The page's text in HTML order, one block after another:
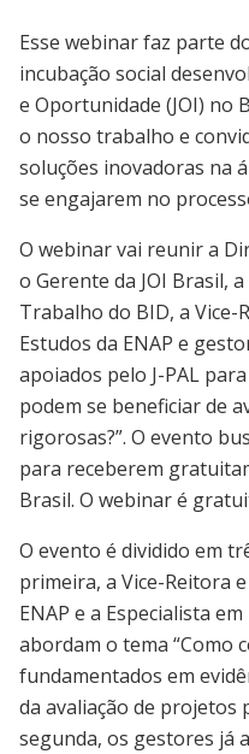
Esse webinar faz parte
incubação social
e Oportunidade (JOI) no
o nosso trabalho e
soluções inovadoras na
se engajarem no
O webinar vai reunir a
o Gerente da JOI Brasil,
Trabalho do BID, a
Estudos da ENAP e
apoiados pelo J-PAL
podem se beneficiar de
rigorosas?”. O evento
para receberem
Brasil. O webinar é
O evento é dividido em
primeira, a Vice-Reitora
ENAP e a Especialista
abordam o tema “Como
fundamentados em
da avaliação de projetos
segunda, os gestores já